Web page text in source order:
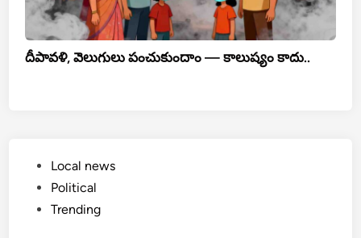
దీపావళి, వెలుగులు పంచుకుందాం — కాలుష్యం కాదు..
PostedLocal news
Political
Trending